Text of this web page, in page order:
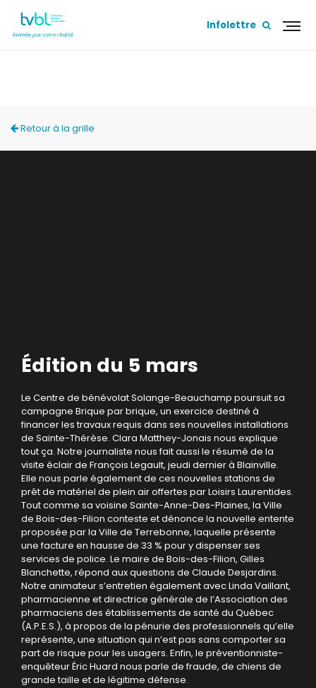
Infolettre
Retour à la grille
Édition du 5 mars
Le Centre de bénévolat Solange-Beauchamp poursuit sa
campagne Brique par brique, un exercice destiné à
financer les travaux requis dans ses nouvelles installations
de Sainte-Thérèse. Clara Matthey-Jonais nous explique
tout ça. Notre journaliste nous fait aussi le résumé de la
visite éclair de François Legault, jeudi dernier à Blainville.
Elle nous parle également de ces nouvelles stations de
prêt de matériel de plein air offertes par Loisirs Laurentides.
Tout comme sa voisine Sainte-Anne-Des-Plaines, la Ville
de Bois-des-Filion conteste et dénonce la nouvelle entente
proposée par la Ville de Terrebonne, laquelle présente
une facture en hausse de 33 % pour y dispenser ses
services de police. Le maire de Bois-des-Filion, Gilles
Blanchette, répond aux questions de Claude Desjardins.
Notre animateur s’entretien également avec Linda Vaillant,
pharmacienne et directrice générale de l’Association des
pharmaciens des établissements de santé du Québec
(A.P.E.S.), à propos de la pénurie des professionnels qu’elle
représente, une situation qui n’est pas sans comporter sa
part de risque pour les usagers. Enfin, le préventionniste-
enquêteur Éric Huard nous parle de fraude, de chiens de
grande taille et de légitime défense.